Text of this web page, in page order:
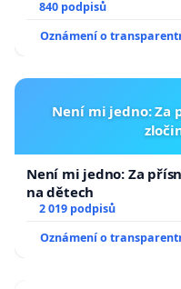
840 podpisů
Oznámení o
Není mi jedno: Za
Není mi jedno: Za
na dětech
2 019 podpisů
Oznámení o